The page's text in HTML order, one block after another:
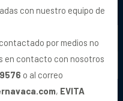
con nuestro equipo de
por medios no
en contacto con nosotros
o al correo
, EVITA